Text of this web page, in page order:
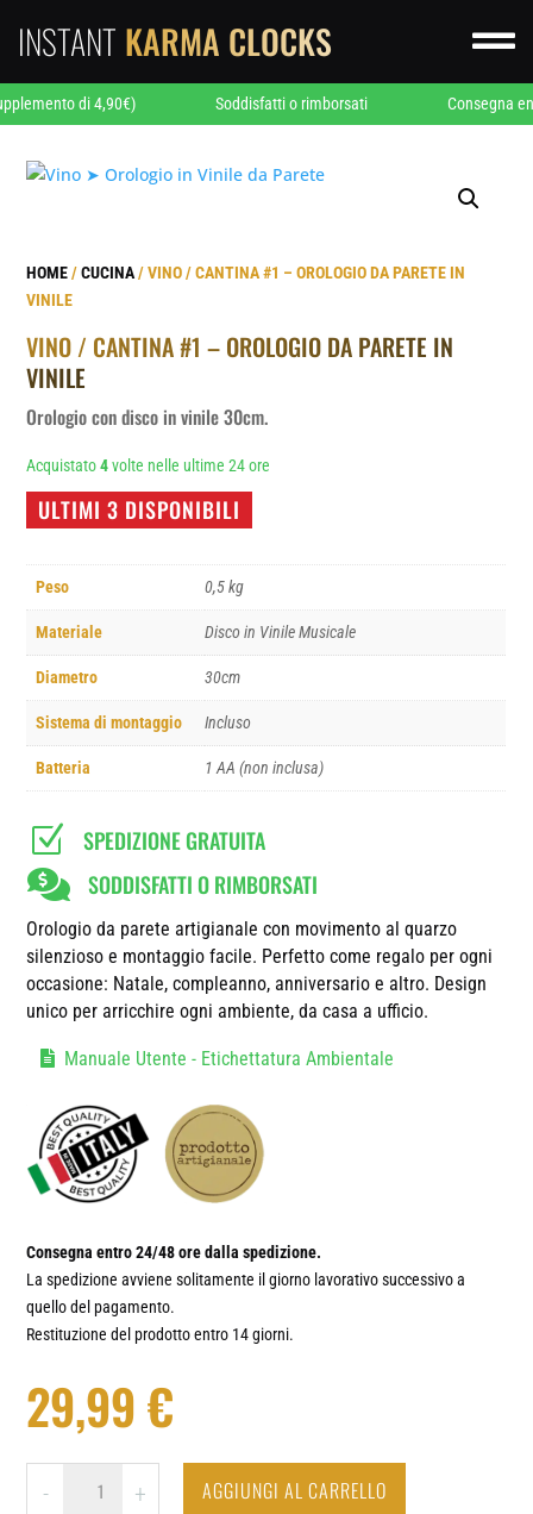
INSTANT KARMA CLOCKS 
di 4,90€) Soddisfatti o rimborsati Consegna entro 24/
HOME/CUCINA/ VINO / CANTINA #1 – OROLOGIO DA PARETE IN
VINILE
VINO / CANTINA #1 – OROLOGIO DA PARETE IN
VINILE
Orologio con disco in vinile 30cm.
Acquistato4volte nelle ultime 24 ore
ULTIMI 3 DISPONIBILI
Peso 0,5 kg
Materiale Disco in Vinile Musicale
Diametro 30cm
Sistema di montaggio Incluso
Batteria 1 AA (non inclusa)
Z SPEDIZIONE GRATUITA
 SODDISFATTI O RIMBORSATI
Orologio da parete artigianale con movimento al quarzo
silenzioso e montaggio facile. Perfetto come regalo per ogni
occasione: Natale, compleanno, anniversario e altro. Design
unico per arricchire ogni ambiente, da casa a ufficio.
Manuale Utente - Etichettatura Ambientale
Consegna entro 24/48 ore dalla spedizione.
La spedizione avviene solitamente il giorno lavorativo successivo a
quello del pagamento.
Restituzione del prodotto entro 14 giorni.
29,99€
- + AGGIUNGI AL CARRELLO